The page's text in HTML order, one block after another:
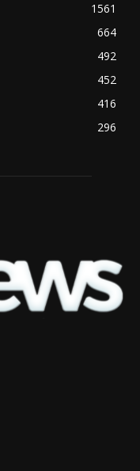
1561
664
492
452
416
296